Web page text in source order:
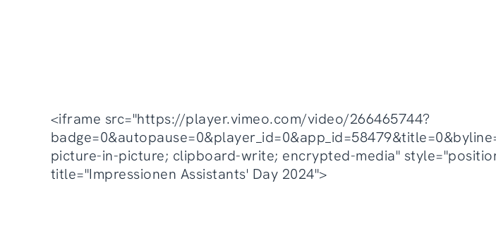
<iframe src="https://player.vimeo.com/video/266465744?
picture-in-picture; clipboard-write; encrypted-media"
title="Impressionen Assistants' Day 2024">